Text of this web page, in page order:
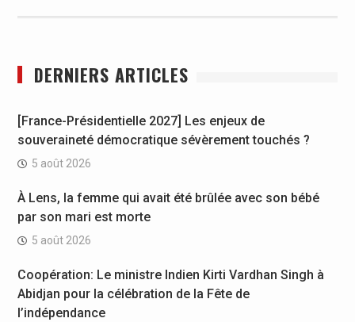
DERNIERS ARTICLES
[France-Présidentielle 2027] Les enjeux de
souveraineté démocratique sévèrement touchés ?
5 août 2026
À Lens, la femme qui avait été brûlée avec son bébé
par son mari est morte
5 août 2026
Coopération: Le ministre Indien Kirti Vardhan Singh à
Abidjan pour la célébration de la Fête de
l’indépendance